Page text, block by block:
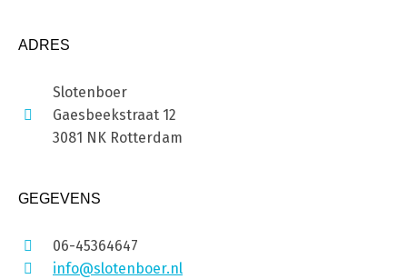
ADRES
Slotenboer
Gaesbeekstraat 12
3081 NK Rotterdam
GEGEVENS
06-45364647
info@slotenboer.nl